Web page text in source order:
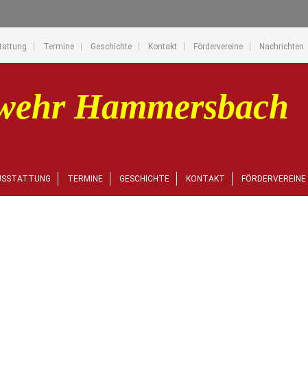
Termine Geschichte Kontakt Fördervereine Nachrichten
TERMINE GESCHICHTE KONTAKT FÖRDERVEREINE